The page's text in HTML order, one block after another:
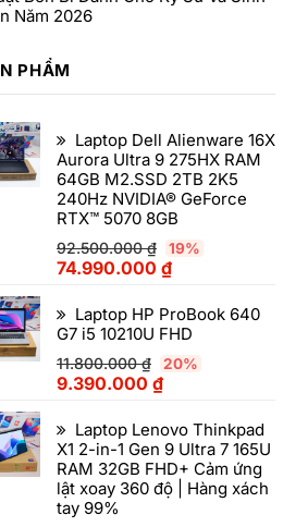
Năm 2026
PHẨM
Laptop Dell Alienware 16X
Aurora Ultra 9 275HX RAM
64GB M2.SSD 2TB 2K5
240Hz NVIDIA® GeForce
RTX™ 5070 8GB
92.500.000₫ 19%
74.990.000 ₫
Laptop HP ProBook 640
G7 i5 10210U FHD
11.800.000₫ 20%
9.390.000 ₫
Laptop Lenovo Thinkpad
X1 2-in-1 Gen 9 Ultra 7 165U
RAM 32GB FHD+ Cảm ứng
lật xoay 360 độ | Hàng xách
tay 99%